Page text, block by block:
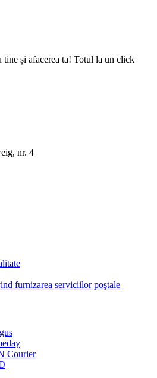
tine și afacerea ta! Totul la un click
nr. 4
furnizarea serviciilor poştale
Courier